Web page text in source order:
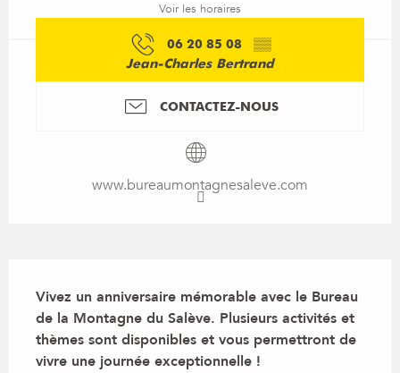
Voir les horaires
06 20 85 08 ▒▒
Jean-Charles Bertrand
CONTACTEZ-NOUS
www.bureaumontagnesaleve.com
Vivez un anniversaire mémorable avec le Bureau
de la Montagne du Salève. Plusieurs activités et
thèmes sont disponibles et vous permettront de
vivre une journée exceptionnelle !